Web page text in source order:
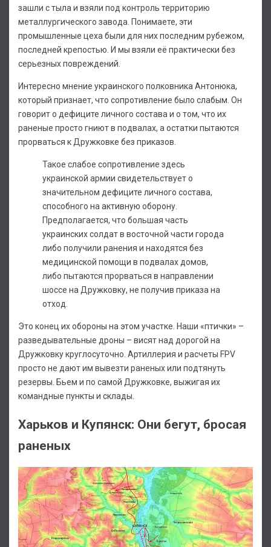
зашли с тыла и взяли под контроль территорию
металлургического завода. Понимаете, эти
промышленные цеха были для них последним рубежом,
последней крепостью. И мы взяли её практически без
серьезных повреждений.
Интересно мнение украинского полковника Антонюка,
который признает, что сопротивление было слабым. Он
говорит о дефиците личного состава и о том, что их
раненые просто гниют в подвалах, а остатки пытаются
прорваться к Дружковке без приказов.
Такое слабое сопротивление здесь
украинской армии свидетельствует о
значительном дефиците личного состава,
способного на активную оборону.
Предполагается, что большая часть
украинских солдат в восточной части города
либо получили ранения и находятся без
медицинской помощи в подвалах домов,
либо пытаются прорваться в направлении
шоссе на Дружковку, не получив приказа на
отход.
Это конец их обороны на этом участке. Наши «птички» –
разведывательные дроны – висят над дорогой на
Дружковку круглосуточно. Артиллерия и расчеты FPV
просто не дают им вывезти раненых или подтянуть
резервы. Бьем и по самой Дружковке, выжигая их
командные пункты и склады.
Харьков и Купянск: Они бегут, бросая
раненых